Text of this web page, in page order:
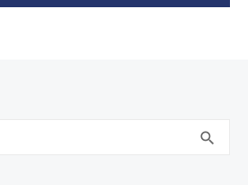
search